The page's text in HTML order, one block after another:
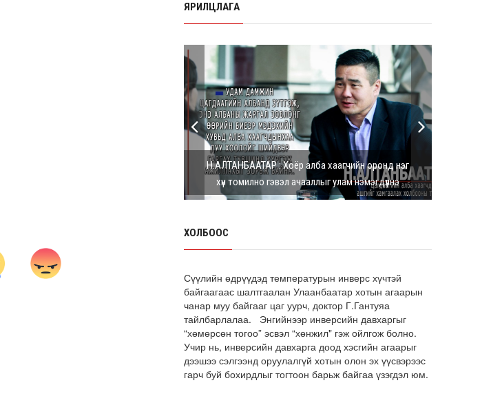
8 сарын 06, 2026
НӨАТ-ын буцаан олголтыг 8 хувь
болгох өргөдөлд 14 мянга гаруй
иргэн дэмжиж гарын ...
8 сарын 05, 2026
Г.Дамдинням: Шатахууны үнэ дээр
тохиролцох боломжгүй. Одоогоор
олдож байгаа газра...
8 сарын 05, 2026
Э.Батшугар: Монгол Улс нэг эх
үүсвэрээс буюу өндөр чанартай
эмийг, хямд үнээр худ...
оны төсвийн төсөлтэй хамт 2026
АИ-92 автобензин 11 хоног, дизель
түлш 18 хоногийн НӨӨЦТЭЙ БАЙНА
8 сарын 05, 2026
Тэгш, сондгойгоор зааглан
шатахуун олгосноор өдрийн
ЯРИЛЦЛАГА
Н.АЛТАНБААТАР : Хоёр алба хаагчийн оронд нэг
хүн томилно гэвэл ачааллыг улам нэмэгдүүлнэ
ХОЛБООС
Сүүлийн өдрүүдэд температурын инверс хүчтэй
байгаагаас шалтгаалан Улаанбаатар хотын агаарын
чанар муу байгааг цаг уурч, доктор Г.Гантуяа
тайлбарлалаа. Энгийнээр инверсийн давхаргыг
“хөмөрсөн тогоо” эсвэл “хөнжил" гэж ойлгож болно.
Учир нь, инверсийн давхарга доод хэсгийн агаарыг
дээшээ сэлгээнд оруулалгүй хотын олон эх үүсвэрээс
гарч буй бохирдлыг тогтоон барьж байгаа үзэгдэл юм.